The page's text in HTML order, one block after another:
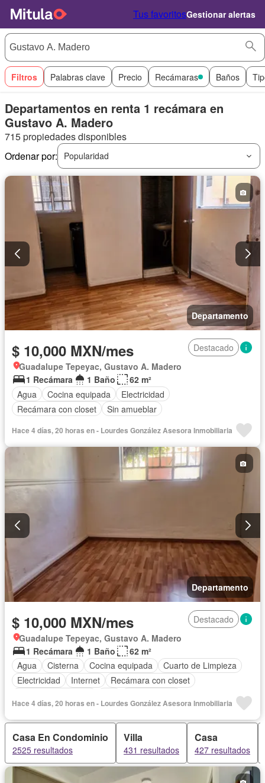
Tus favoritosGestionar alertas
Filtros Palabras clave Precio Recámaras Baños
Departamentos en renta 1 recámara en
Gustavo A. Madero
715 propiedades disponibles
Ordenar por:
Popularidad
Departamento
$ 10,000 MXN/mes
Destacado
Guadalupe Tepeyac, Gustavo A. Madero
1 Recámara
1 Baño
62 m²
Agua
Cocina equipada
Electricidad
Recámara con closet
Sin amueblar
Hace 4 días, 20 horas en - Lourdes González Asesora Inmobiliaria
Departamento
$ 10,000 MXN/mes
Destacado
Guadalupe Tepeyac, Gustavo A. Madero
1 Recámara
1 Baño
62 m²
Agua
Cisterna Cocina equipada
Cuarto de Limpieza
Electricidad
Internet
Recámara con closet
Hace 4 días, 20 horas en - Lourdes González Asesora Inmobiliaria
Casa En Condominio
2525 resultados
Villa
431 resultados
Casa
427 resultados